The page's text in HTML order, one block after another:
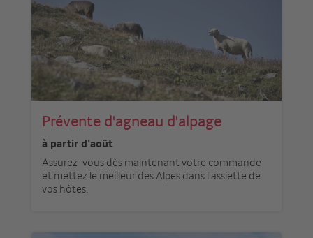
Prévente d'agneau d'alpage
à partir d’août
Assurez-vous dès maintenant votre commande
et mettez le meilleur des Alpes dans l'assiette de
vos hôtes.